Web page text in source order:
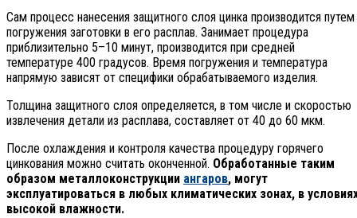
Сам процесс нанесения защитного слоя цинка производится путем
погружения заготовки в его расплав. Занимает процедура
приблизительно 5–10 минут, производится при средней
температуре 400 градусов. Время погружения и температура
напрямую зависят от специфики обрабатываемого изделия.
Толщина защитного слоя определяется, в том числе и скоростью
извлечения детали из расплава, составляет от 40 до 60 мкм.
После охлаждения и контроля качества процедуру горячего
цинкования можно считать оконченной. Обработанные таким
образом металлоконструкции ангаров, могут
эксплуатироваться в любых климатических зонах, в
высокой влажности.